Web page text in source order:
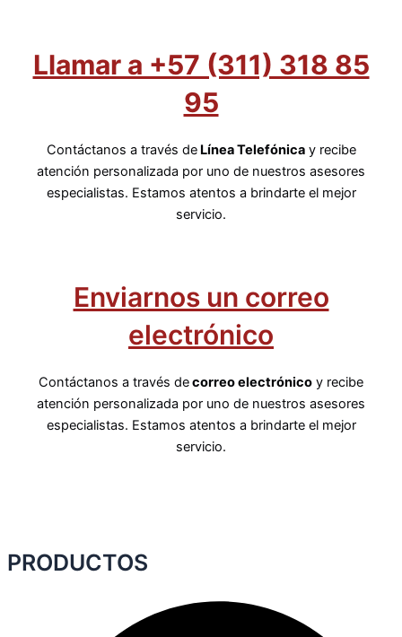
Llamar a +57 (311) 318 85
95
Contáctanos a través deLínea Telefónicay recibe
atención personalizada por uno de nuestros asesores
especialistas. Estamos atentos a brindarte el mejor
servicio.
Enviarnos un correo
electrónico
Contáctanos a través decorreo electrónico y recibe
atención personalizada por uno de nuestros asesores
especialistas. Estamos atentos a brindarte el mejor
servicio.
PRODUCTOS